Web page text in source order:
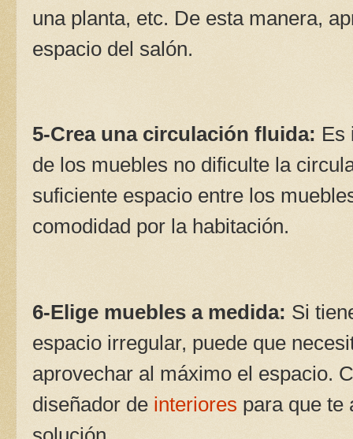
una planta, etc. De esta manera,
espacio del salón.
5-Crea una circulación fluida: Es
de los muebles no dificulte la
suficiente espacio entre los
comodidad por la habitación.
6-Elige muebles a medida: Si
espacio irregular, puede que
aprovechar al máximo el espacio.
diseñador de interiores para que te